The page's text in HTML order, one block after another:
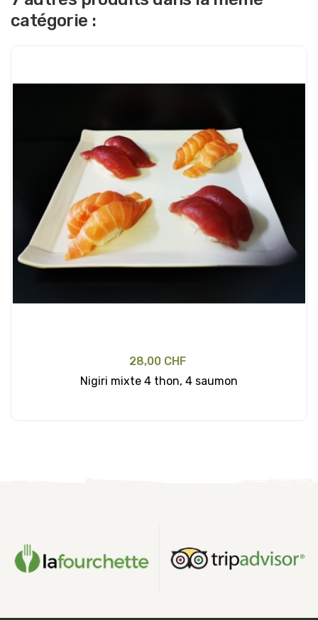
catégorie :
28,00 CHF
Nigiri mixte 4 thon, 4 saumon